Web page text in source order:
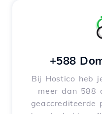
+588
Bij Hostico heb
meer dan 588
geaccrediteerde